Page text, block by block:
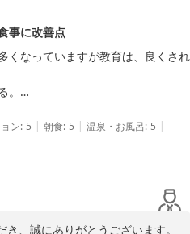
もお褒めの言葉をいただき、光
を、今後もより一層充実させて
一同心よりお待ち申し上げてお
ト（ＳｉＳ ＳＴＡＲＧＡＴＥ
事に改善点
くなっていますが教育は、良くされ
ところも有る。
るけどご飯の質を上げてくれると
ン: 5 | 朝食: 5 | 温泉・お風呂: 5 |
、誠にありがとうございます。